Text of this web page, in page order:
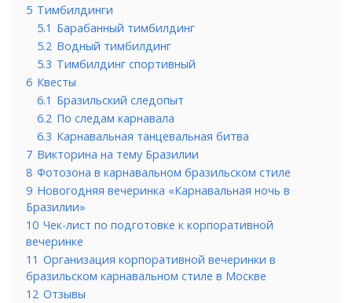
5 Тимбилдинги
5.1 Барабанный тимбилдинг
5.2 Водный тимбилдинг
5.3 Тимбилдинг спортивный
6 Квесты
6.1 Бразильский следопыт
6.2 По следам карнавала
6.3 Карнавальная танцевальная битва
7 Викторина на тему Бразилии
8 Фотозона в карнавальном бразильском стиле
9 Новогодняя вечеринка «Карнавальная ночь в
Бразилии»
10 Чек-лист по подготовке к корпоративной
вечеринке
11 Организация корпоративной вечеринки в
бразильском карнавальном стиле в Москве
12 Отзывы